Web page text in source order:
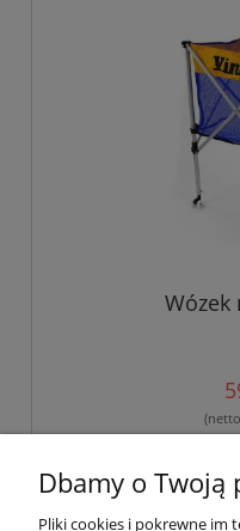
Wózek
Dbamy o Twoją
Pliki cookies i pokrewne im